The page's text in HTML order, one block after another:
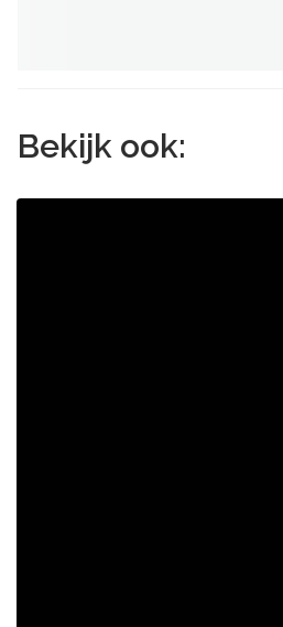
Bekijk ook: